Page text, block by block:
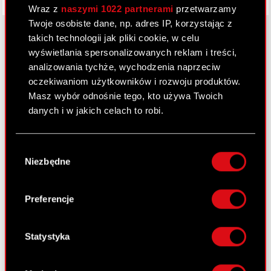
Wraz z naszymi 1022 partnerami przetwarzamy
Twoje osobiste dane, np. adres IP, korzystając z
takich technologii jak pliki cookie, w celu
wyświetlania spersonalizowanych reklam i treści,
analizowania tychże, wychodzenia naprzeciw
oczekiwaniom użytkowników i rozwoju produktów.
Masz wybór odnośnie tego, kto używa Twoich
danych i w jakich celach to robi.
Gromadzić dane dotyczące Twojej
lokalizacji geograficznej z dokładnością nawet
Identyfikować Twoje urządzenie, aktywnie
analizując charakteryzującego je zbiory
palca)
osobiste dane są przetwarzane oraz ustaw własne
zgody
Niezbędne
Preferencje
Statystyka
O CD PROJEKT
Grupa Kapitałowa
Nasz biznes
Inwestorzy
Zrównoważony rozwój
Kariera